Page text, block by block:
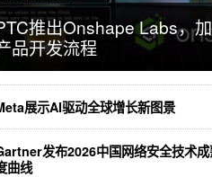
推出Onshape Labs，
品开发流程
展示AI驱动全球增长新图景
发布2026中国网络安全技术成
曲线